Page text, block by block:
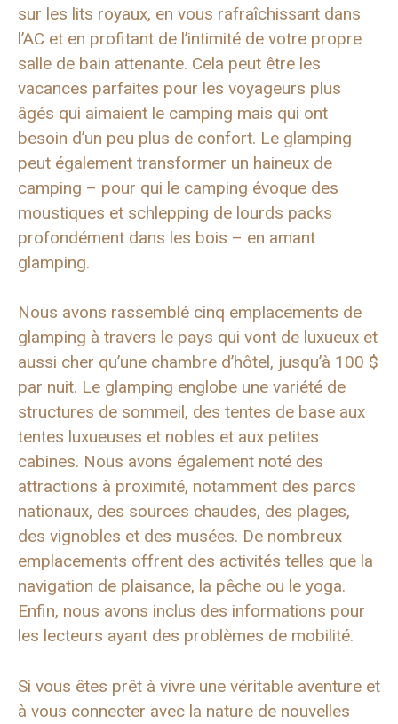
sur les lits royaux, en vous rafraîchissant dans
l’AC et en profitant de l’intimité de votre propre
salle de bain attenante. Cela peut être les
vacances parfaites pour les voyageurs plus
âgés qui aimaient le camping mais qui ont
besoin d’un peu plus de confort. Le glamping
peut également transformer un haineux de
camping – pour qui le camping évoque des
moustiques et schlepping de lourds packs
profondément dans les bois – en amant
glamping.
Nous avons rassemblé cinq emplacements de
glamping à travers le pays qui vont de luxueux et
aussi cher qu’une chambre d’hôtel, jusqu’à 100 $
par nuit. Le glamping englobe une variété de
structures de sommeil, des tentes de base aux
tentes luxueuses et nobles et aux petites
cabines. Nous avons également noté des
attractions à proximité, notamment des parcs
nationaux, des sources chaudes, des plages,
des vignobles et des musées. De nombreux
emplacements offrent des activités telles que la
navigation de plaisance, la pêche ou le yoga.
Enfin, nous avons inclus des informations pour
les lecteurs ayant des problèmes de mobilité.
Si vous êtes prêt à vivre une véritable aventure et
à vous connecter avec la nature de nouvelles